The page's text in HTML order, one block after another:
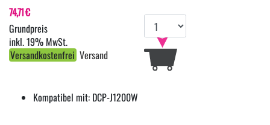
Kompatibel mit: DCP-J1200W
74,71 €
inkl. 19% MwSt.
Versandkostenfrei Versand